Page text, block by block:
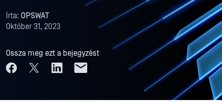
Írta: OPSWAT
Október 31, 2023
Ossza meg ezt a bejegyzést